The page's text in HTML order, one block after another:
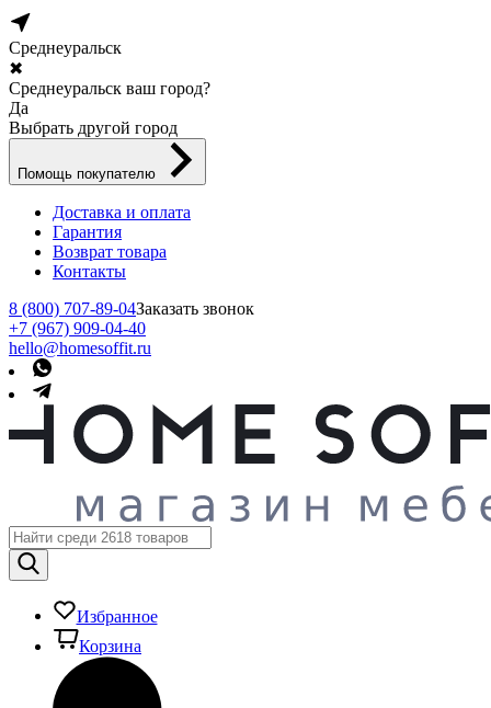
Среднеуральск
✖
Среднеуральск ваш город?
Да
Выбрать другой город
Помощь покупателю
Доставка и оплата
Гарантия
Возврат товара
Контакты
8 (800) 707-89-04Заказать звонок
+7 (967) 909-04-40
hello@homesoffit.ru
Избранное
Корзина